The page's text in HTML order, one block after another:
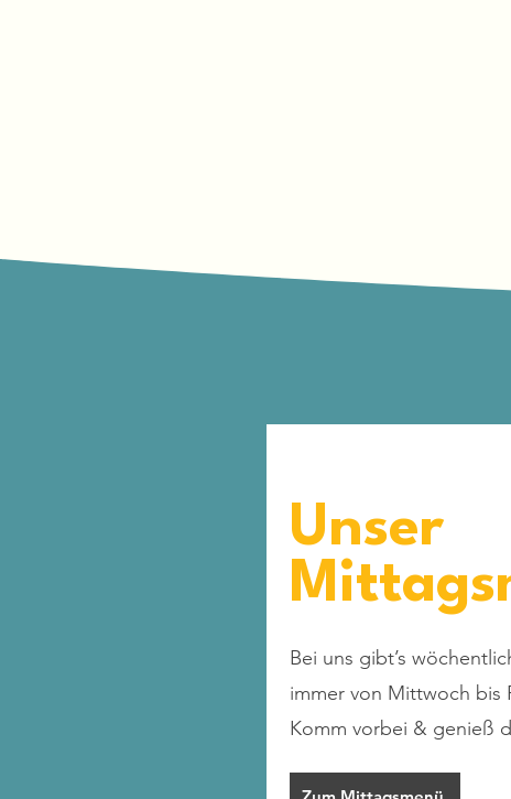
Unser
Bei uns gibt’s
immer von Mittwoch bis
Komm vorbei & genieß